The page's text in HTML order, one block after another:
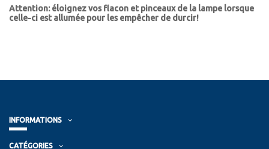
Attention: éloignez vos flacon et pinceaux de la lampe lorsque
celle-ci est allumée pour les empêcher de durcir!
INFORMATIONS
CATÉGORIES